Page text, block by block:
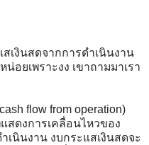
เงินสดจากการดำเนินงาน
อยเพราะงง เขาถามมาเรา
flow from operation)
สดงการเคลื่อนไหวของ
เนินงาน งบกระแสเงินสดจะ